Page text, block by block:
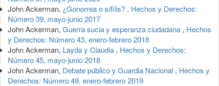
John Ackerman, ¿Gonorrea o sífilis? , Hechos y Derechos:
Número 39, mayo-junio 2017
John Ackerman, Guerra sucia y esperanza ciudadana , Hechos
y Derechos: Número 43, enero-febrero 2018
John Ackerman, Layda y Claudia , Hechos y Derechos:
Número 45, mayo-junio 2018
John Ackerman, Debate público y Guardia Nacional , Hechos y
Derechos: Número 49, enero-febrero 2019